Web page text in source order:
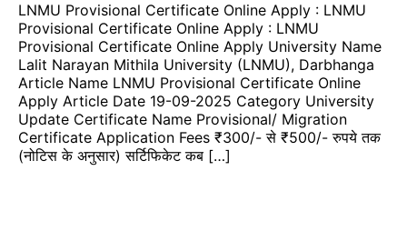
LNMU Provisional Certificate Online Apply : LNMU
Provisional Certificate Online Apply : LNMU
Provisional Certificate Online Apply University Name
Lalit Narayan Mithila University (LNMU), Darbhanga
Article Name LNMU Provisional Certificate Online
Apply Article Date 19-09-2025 Category University
Update Certificate Name Provisional/ Migration
Certificate Application Fees ₹300/- से ₹500/- रुपये तक
(नोटिस के अनुसार) सर्टिफिकेट कब […]